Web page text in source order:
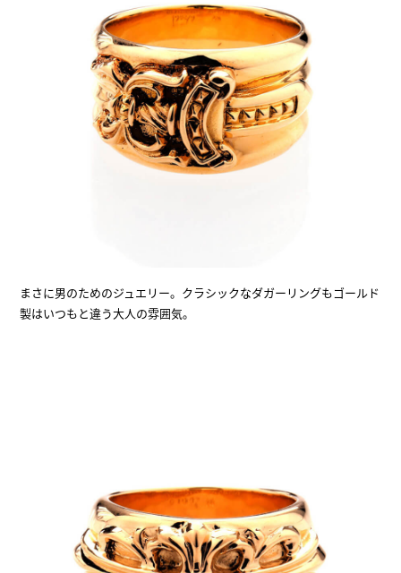
まさに男のためのジュエリー。クラシックなダガーリングもゴールド
製はいつもと違う大人の雰囲気。